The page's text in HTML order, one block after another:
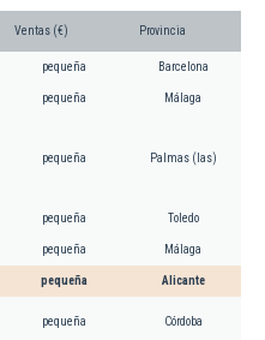
Ventas (€) Provincia
pequeña Barcelona
pequeña Málaga
pequeña Palmas (las)
pequeña Toledo
pequeña Málaga
pequeña Alicante
pequeña Córdoba